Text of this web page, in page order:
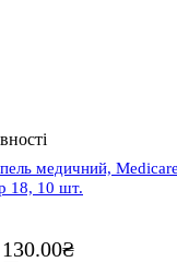
медичний,
18, 10 шт.
130.00₴